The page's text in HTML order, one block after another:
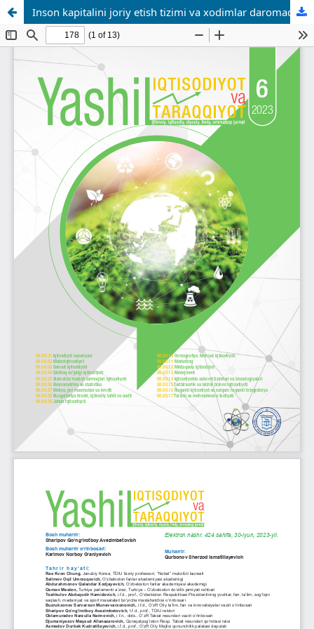
Inson kapitalini joriy etish tizimi va xodimlar daromadi o‘rtasidagi o‘zaro ta’sir tahlili